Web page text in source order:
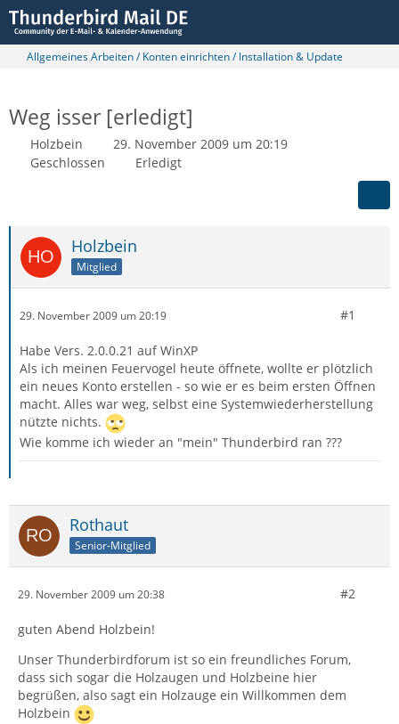
Allgemeines Arbeiten / Konten einrichten / Installation & Update
Weg isser [erledigt]
Holzbein
29. November 2009 um 20:19
Geschlossen
Erledigt
Holzbein
Mitglied
29. November 2009 um 20:19 #1
Habe Vers. 2.0.0.21 auf WinXP
Als ich meinen Feuervogel heute öffnete, wollte er plötzlich
ein neues Konto erstellen - so wie er es beim ersten Öffnen
macht. Alles war weg, selbst eine Systemwiederherstellung
nützte nichts.
Wie komme ich wieder an "mein" Thunderbird ran ???
Rothaut
Senior-Mitglied
29. November 2009 um 20:38 #2
guten Abend Holzbein!
Unser Thunderbirdforum ist so ein freundliches Forum,
dass sich sogar die Holzaugen und Holzbeine hier
begrüßen, also sagt ein Holzauge ein Willkommen dem
Holzbein